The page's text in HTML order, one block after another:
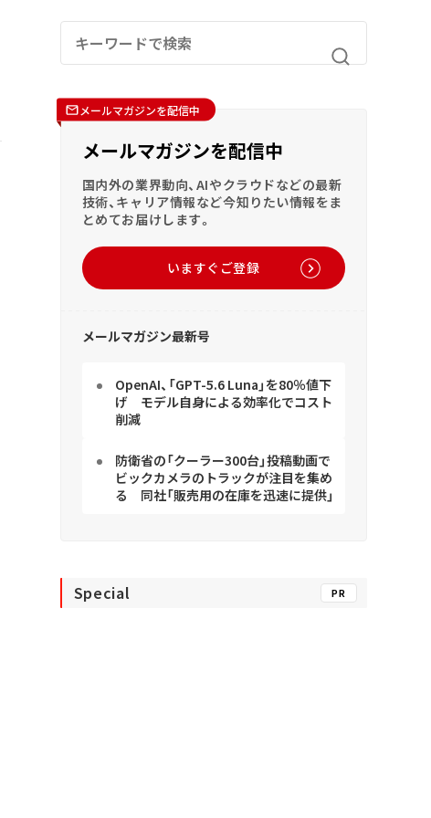
メールマガジンを配信中
メールマガジンを配信中
国内外の業界動向、AIやクラウドなどの最新
技術、キャリア情報など今知りたい情報をま
とめてお届けします。
いますぐご登録
メールマガジン最新号
OpenAI、「GPT-5.6 Luna」を80％値下
げ モデル自身による効率化でコスト
削減
防衛省の「クーラー300台」投稿動画で
ビックカメラのトラックが注目を集め
る 同社「販売用の在庫を迅速に提供」
Special PR